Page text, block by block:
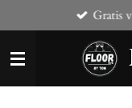
direct
naar
de
hoofdinhoud
Gratis